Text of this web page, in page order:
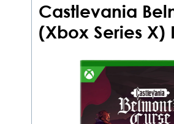
Castlevania
(Xbox Series